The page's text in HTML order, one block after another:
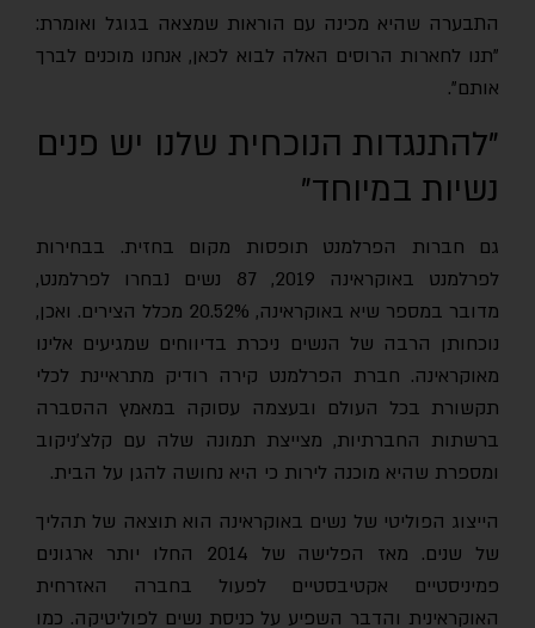
התבערה שהיא מכינה עם הוראות שמצאה בגוגל ואומרת:
"תנו לחארות הרוסים האלה לבוא לכאן, אנחנו מוכנים לברך
אותם".
"להתנגדות הנוכחית שלנו יש פנים
נשיות במיוחד"
גם חברות הפרלמנט תופסות מקום בחזית. בבחירות
לפרלמנט באוקראינה 2019, 87 נשים נבחרו לפרלמנט,
מדובר במספר שיא באוקראינה, 20.52% מכלל הצירים. ואכן,
נוכחותן הרבה של הנשים ניכרת בדיווחים שמגיעים אלינו
מאוקראינה. חברת הפרלמנט קירה רודיק מתראיינת לכלי
תקשורת בכל העולם ובעצמה עסוקה במאמץ ההסברה
ברשתות החברתיות, מצייצת תמונה שלה עם קלצ׳ניקוב
ומספרת שהיא מוכנה לירות כי היא נחושה להגן על הבית.
הייצוג הפוליטי של נשים באוקראינה הוא תוצאה של תהליך
של שנים. מאז הפלישה של 2014 החלו יותר ארגונים
פמיניסטיים אקטיבסטיים לפעול בחברה האזרחית
האוקראינית והדבר השפיע על כניסת נשים לפוליטיקה. כמו